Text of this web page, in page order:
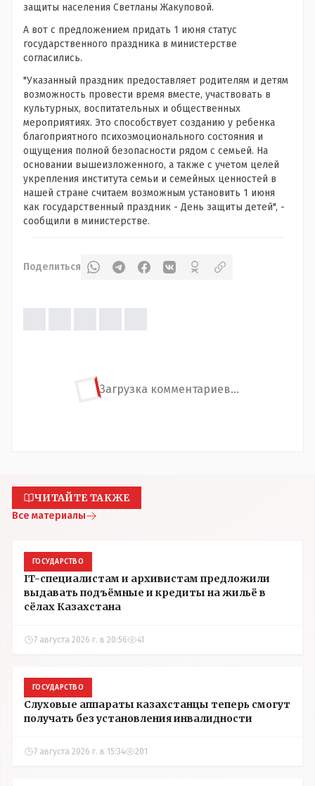
защиты населения Светланы Жакуповой.
А вот с предложением придать 1 июня статус
государственного праздника в министерстве
согласились.
"Указанный праздник предоставляет родителям и детям
возможность провести время вместе, участвовать в
культурных, воспитательных и общественных
мероприятиях. Это способствует созданию у ребенка
благоприятного психоэмоционального состояния и
ощущения полной безопасности рядом с семьей. На
основании вышеизложенного, а также с учетом целей
укрепления института семьи и семейных ценностей в
нашей стране считаем возможным установить 1 июня
как государственный праздник - День защиты детей", -
сообщили в министерстве.
Поделиться
Загрузка комментариев...
ЧИТАЙТЕ ТАКЖЕ
Все материалы
ГОСУДАРСТВО
IT-специалистам и архивистам предложили
выдавать подъёмные и кредиты на жильё в
сёлах Казахстана
7 августа 2026 г. в 20:56 41
ГОСУДАРСТВО
Слуховые аппараты казахстанцы теперь смогут
получать без установления инвалидности
7 августа 2026 г. в 15:34 201